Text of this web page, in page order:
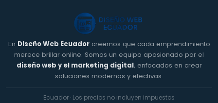
En Diseño Web Ecuadorcreemos que cada emprendimiento
merece brillar online. Somos un equipo apasionado por el
diseño web y el marketing digital, enfocados en crear
soluciones modernas y efectivas.
Ecuador · Los precios no incluyen impuestos